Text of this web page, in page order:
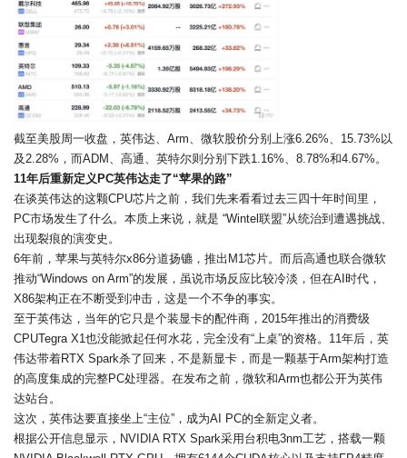
截至美股周一收盘，英伟达、Arm、微软股价分别上涨6.26%、15.73%以
及2.28%，而ADM、高通、英特尔则分别下跌1.16%、8.78%和4.67%。
11年后重新定义PC英伟达走了“苹果的路”
在谈英伟达的这颗CPU芯片之前，我们先来看看过去三四十年时间里，
PC市场发生了什么。本质上来说，就是 “Wintel联盟”从统治到遭遇挑战、
出现裂痕的演变史。
6年前，苹果与英特尔x86分道扬镳，推出M1芯片。而后高通也联合微软
推动“Windows on Arm”的发展，虽说市场反应比较冷淡，但在AI时代，
X86架构正在不断受到冲击，这是一个不争的事实。
至于英伟达，当年的它只是个装显卡的配件商，2015年推出的消费级
CPUTegra X1也没能掀起任何水花，完全没有“上桌”的资格。11年后，英
伟达带着RTX Spark杀了回来，不是新显卡，而是一颗基于Arm架构打造
的高度集成的完整PC处理器。在发布之前，微软和Arm也都公开为英伟
达站台。
这次，英伟达要直接坐上“主位”，成为AI PC的全新定义者。
根据公开信息显示，NVIDIA RTX Spark采用台积电3nm工艺，搭载一颗